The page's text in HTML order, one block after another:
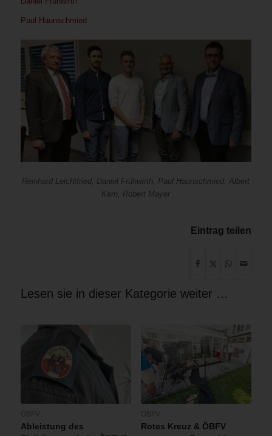
Paul Haunschmied
Reinhard Leichtfried, Daniel Frühwirth, Paul Haunschmied, Albert
Kern, Robert Mayer
Eintrag teilen
Lesen sie in dieser Kategorie weiter …
Ableistung des
Rotes Kreuz & ÖBFV